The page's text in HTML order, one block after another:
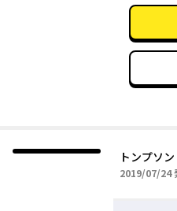
トンプソ
2019/07/24